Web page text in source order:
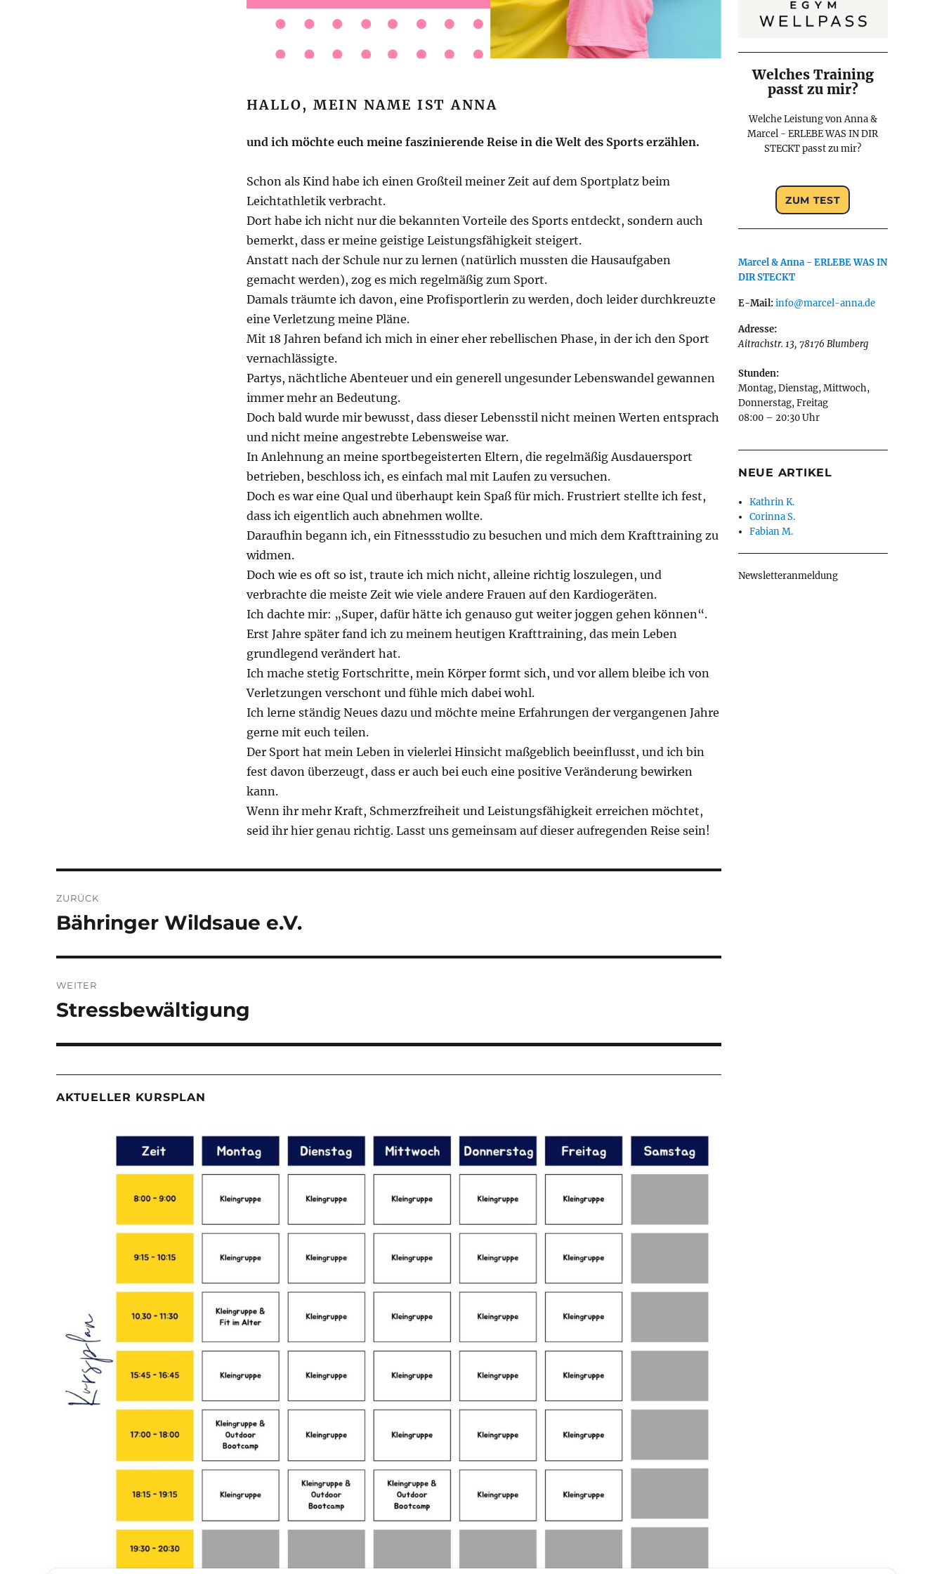
HALLO, MEIN NAME IST ANNA
und ich möchte euch meine faszinierende Reise in die Welt des Sports erzählen.
Schon als Kind habe ich einen Großteil meiner Zeit auf dem Sportplatz beim
Leichtathletik verbracht.
Dort habe ich nicht nur die bekannten Vorteile des Sports entdeckt, sondern auch
bemerkt, dass er meine geistige Leistungsfähigkeit steigert.
Anstatt nach der Schule nur zu lernen (natürlich mussten die Hausaufgaben
gemacht werden), zog es mich regelmäßig zum Sport.
Damals träumte ich davon, eine Profisportlerin zu werden, doch leider durchkreuzte
eine Verletzung meine Pläne.
Mit 18 Jahren befand ich mich in einer eher rebellischen Phase, in der ich den Sport
vernachlässigte.
Partys, nächtliche Abenteuer und ein generell ungesunder Lebenswandel gewannen
immer mehr an Bedeutung.
Doch bald wurde mir bewusst, dass dieser Lebensstil nicht meinen Werten entsprach
und nicht meine angestrebte Lebensweise war.
In Anlehnung an meine sportbegeisterten Eltern, die regelmäßig Ausdauersport
betrieben, beschloss ich, es einfach mal mit Laufen zu versuchen.
Doch es war eine Qual und überhaupt kein Spaß für mich. Frustriert stellte ich fest,
dass ich eigentlich auch abnehmen wollte.
Daraufhin begann ich, ein Fitnessstudio zu besuchen und mich dem Krafttraining zu
widmen.
Doch wie es oft so ist, traute ich mich nicht, alleine richtig loszulegen, und
verbrachte die meiste Zeit wie viele andere Frauen auf den Kardiogeräten.
Ich dachte mir: „Super, dafür hätte ich genauso gut weiter joggen gehen können“.
Erst Jahre später fand ich zu meinem heutigen Krafttraining, das mein Leben
grundlegend verändert hat.
Ich mache stetig Fortschritte, mein Körper formt sich, und vor allem bleibe ich von
Verletzungen verschont und fühle mich dabei wohl.
Ich lerne ständig Neues dazu und möchte meine Erfahrungen der vergangenen Jahre
gerne mit euch teilen.
Der Sport hat mein Leben in vielerlei Hinsicht maßgeblich beeinflusst, und ich bin
fest davon überzeugt, dass er auch bei euch eine positive Veränderung bewirken
kann.
Wenn ihr mehr Kraft, Schmerzfreiheit und Leistungsfähigkeit erreichen möchtet,
seid ihr hier genau richtig. Lasst uns gemeinsam auf dieser aufregenden Reise sein!
ZURÜCK
Vorheriger
Bähringer Wildsaue e.V.
WEITER
Nächster
Stressbewältigung
AKTUELLER KURSPLAN
Welches Training
passt zu mir?
Welche Leistung von Anna &
Marcel - ERLEBE WAS IN DIR
STECKT passt zu mir?
Marcel & Anna - ERLEBE WAS IN
DIR STECKT
E-Mail:info@marcel-anna.de
Adresse:
Aitrachstr. 13, 78176 Blumberg
Stunden:
Montag, Dienstag, Mittwoch,
Donnerstag, Freitag
08:00 – 20:30 Uhr
NEUE ARTIKEL
Kathrin K.
Corinna S.
Fabian M.
Newsletteranmeldung